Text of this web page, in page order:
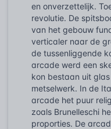
en onverzettelijk.
revolutie. De
van het gebouw
verticaler naar de
de tussenliggende
arcade werd een
kon bestaan uit
metselwerk. In de
arcade het puur
zoals Brunelleschi
proporties. De